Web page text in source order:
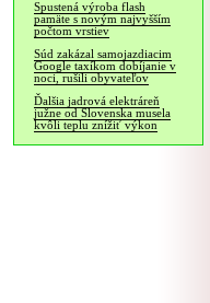
Spustená výroba flash
pamäte s novým najvyšším
počtom vrstiev
Súd zakázal samojazdiacim
Google taxíkom dobíjanie v
noci, rušili obyvateľov
Ďalšia jadrová elektráreň
južne od Slovenska musela
kvôli teplu znížiť výkon